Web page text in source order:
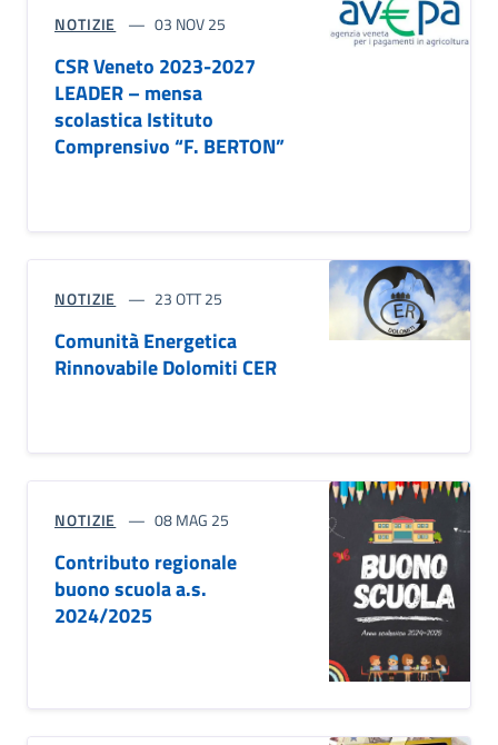
NOTIZIE 03 NOV 25
CSR Veneto 2023-2027
LEADER – mensa
scolastica Istituto
Comprensivo “F. BERTON”
NOTIZIE 23 OTT 25
Comunità Energetica
Rinnovabile Dolomiti CER
NOTIZIE 08 MAG 25
Contributo regionale
buono scuola a.s.
2024/2025